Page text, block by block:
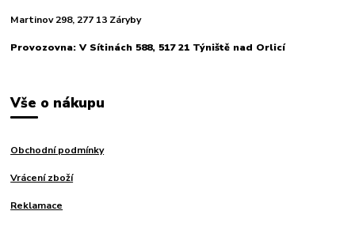
Martinov 298, 277 13 Záryby
Provozovna: V Sítinách 588, 517 21 Týniště nad Orlicí
Vše o nákupu
Obchodní podmínky
Vrácení zboží
Reklamace